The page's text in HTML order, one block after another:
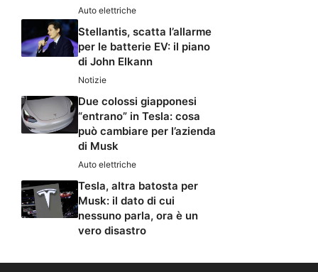
Auto elettriche
Stellantis, scatta l’allarme
per le batterie EV: il piano
di John Elkann
Notizie
Due colossi giapponesi
“entrano” in Tesla: cosa
può cambiare per l’azienda
di Musk
Auto elettriche
Tesla, altra batosta per
Musk: il dato di cui
nessuno parla, ora è un
vero disastro